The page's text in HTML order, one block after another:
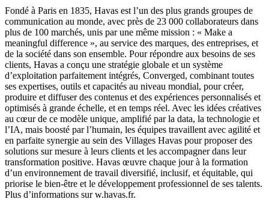
Fondé à Paris en 1835, Havas est l’un des plus grands groupes de
communication au monde, avec près de 23 000 collaborateurs dans
plus de 100 marchés, unis par une même mission : « Make a
meaningful difference », au service des marques, des entreprises, et
de la société dans son ensemble. Pour répondre aux besoins de ses
clients, Havas a conçu une stratégie globale et un système
d’exploitation parfaitement intégrés, Converged, combinant toutes
ses expertises, outils et capacités au niveau mondial, pour créer,
produire et diffuser des contenus et des expériences personnalisés et
optimisés à grande échelle, et en temps réel. Avec les idées créatives
au cœur de ce modèle unique, amplifié par la data, la technologie et
l’IA, mais boosté par l’humain, les équipes travaillent avec agilité et
en parfaite synergie au sein des Villages Havas pour proposer des
solutions sur mesure à leurs clients et les accompagner dans leur
transformation positive. Havas œuvre chaque jour à la formation
d’un environnement de travail diversifié, inclusif, et équitable, qui
priorise le bien-être et le développement professionnel de ses talents.
Plus d’informations sur w.havas.fr.